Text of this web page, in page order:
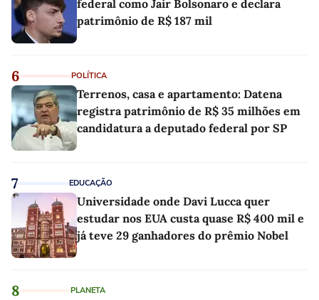
federal como Jair Bolsonaro e declara
patrimônio de R$ 187 mil
6 POLÍTICA
Terrenos, casa e apartamento: Datena
registra patrimônio de R$ 35 milhões em
candidatura a deputado federal por SP
7 EDUCAÇÃO
Universidade onde Davi Lucca quer
estudar nos EUA custa quase R$ 400 mil e
já teve 29 ganhadores do prêmio Nobel
8 PLANETA